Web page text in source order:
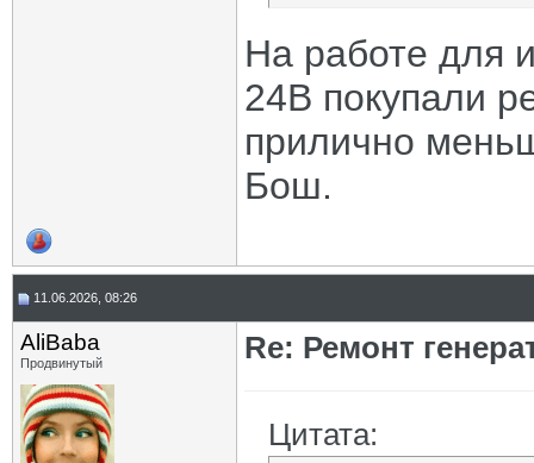
На работе для
24В покупали
прилично
Бош.
11.06.2026, 08:26
AliBaba
Продвинутый Re: Ремонт
Цитата: